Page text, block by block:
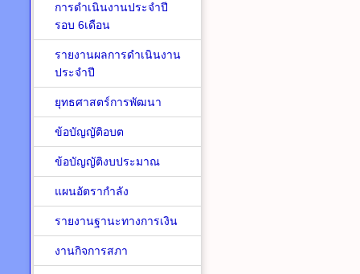
การดำเนินงานประจำปี
รอบ 6เดือน
รายงานผลการดำเนินงาน
ประจำปี
ยุทธศาสตร์การพัฒนา
ข้อบัญญัติอบต
ข้อบัญญัติงบประมาณ
แผนอัตรากำลัง
รายงานฐานะทางการเงิน
งานกิจการสภา